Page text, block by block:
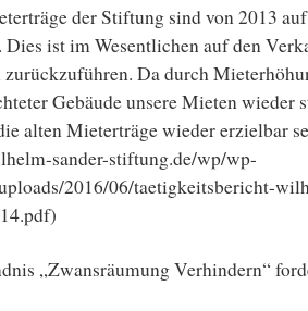
der Stiftung sind von 2013
Dies ist im Wesentlichen auf den
zurückzuführen. Da durch
Gebäude unsere Mieten wieder
alten Mieterträge wieder erzielbar
sander-stiftung.de/wp/wp-
2016/06/taetigkeitsbericht-
„Zwansräumung Verhindern“